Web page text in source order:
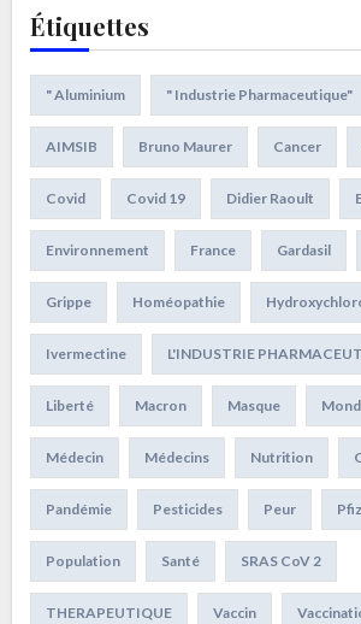
Étiquettes
" Aluminium " Industrie Pharmaceutique"
AIMSIB Bruno Maurer Cancer
Covid Covid 19 Didier Raoult
Environnement France Gardasil
Grippe Homéopathie
Ivermectine L'INDUSTRIE
Liberté Macron Masque
Médecin Médecins Nutrition
Pandémie Pesticides Peur
Population Santé SRAS CoV 2
THERAPEUTIQUE Vaccin